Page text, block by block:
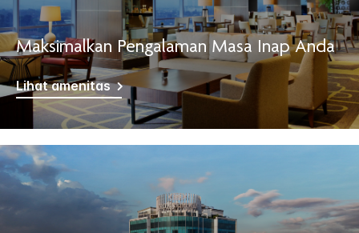
Maksimalkan Pengalaman Masa Inap Anda
Lihat amenitas